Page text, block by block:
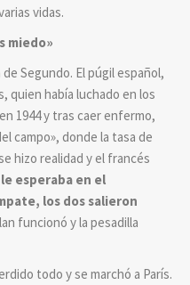
vidas.
miedo»
Segundo. El púgil español,
quien había luchado en los
1944 y tras caer enfermo,
campo», donde la tasa de
hizo realidad y el francés
esperaba en el
los dos salieron
funcionó y la pesadilla
todo y se marchó a París.